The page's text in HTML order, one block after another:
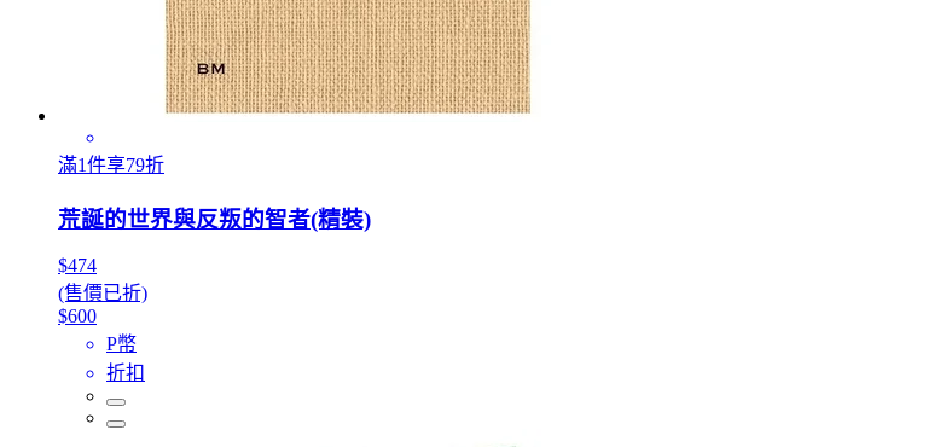
滿1件享79折
荒誕的世界與反叛的智者(精裝)
$474
(售價已折)
$600
P幣
折扣